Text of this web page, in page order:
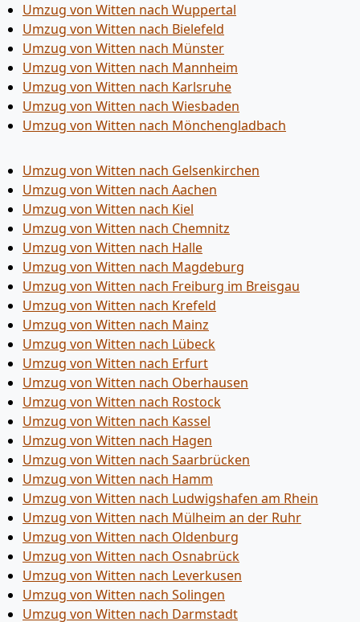
Umzug von Witten nach Wuppertal
Umzug von Witten nach Bielefeld
Umzug von Witten nach Münster
Umzug von Witten nach Mannheim
Umzug von Witten nach Karlsruhe
Umzug von Witten nach Wiesbaden
Umzug von Witten nach Mönchen­gladbach
Umzug von Witten nach Gelsenkirchen
Umzug von Witten nach Aachen
Umzug von Witten nach Kiel
Umzug von Witten nach Chemnitz
Umzug von Witten nach Halle
Umzug von Witten nach Magdeburg
Umzug von Witten nach Freiburg im Breisgau
Umzug von Witten nach Krefeld
Umzug von Witten nach Mainz
Umzug von Witten nach Lübeck
Umzug von Witten nach Erfurt
Umzug von Witten nach Oberhausen
Umzug von Witten nach Rostock
Umzug von Witten nach Kassel
Umzug von Witten nach Hagen
Umzug von Witten nach Saarbrücken
Umzug von Witten nach Hamm
Umzug von Witten nach Ludwigshafen am Rhein
Umzug von Witten nach Mülheim an der Ruhr
Umzug von Witten nach Oldenburg
Umzug von Witten nach Osnabrück
Umzug von Witten nach Leverkusen
Umzug von Witten nach Solingen
Umzug von Witten nach Darmstadt